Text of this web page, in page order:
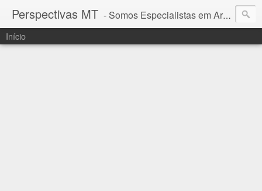
Perspectivas MT - Somos Especialistas em Araguaia - Mato Grosso
Início